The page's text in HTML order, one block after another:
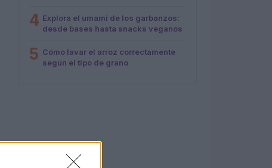
4 Explora el umami de los garbanzos:
desde bases hasta snacks veganos
5 Cómo lavar el arroz correctamente
según el tipo de grano